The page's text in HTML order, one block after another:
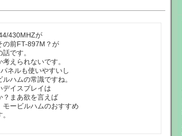
430MHZが
の前FT-897M？が
です。
えられないです。
ネルも使いやすいし
ハムの常識ですね。
デイスプレイは
？まあ欲を言えば
モービルハムのおすすめ